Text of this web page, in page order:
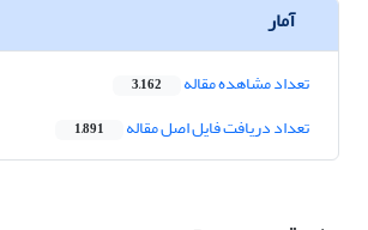
آمار
تعداد مشاهده مقاله 3,162
تعداد دریافت فایل اصل مقاله 1,891